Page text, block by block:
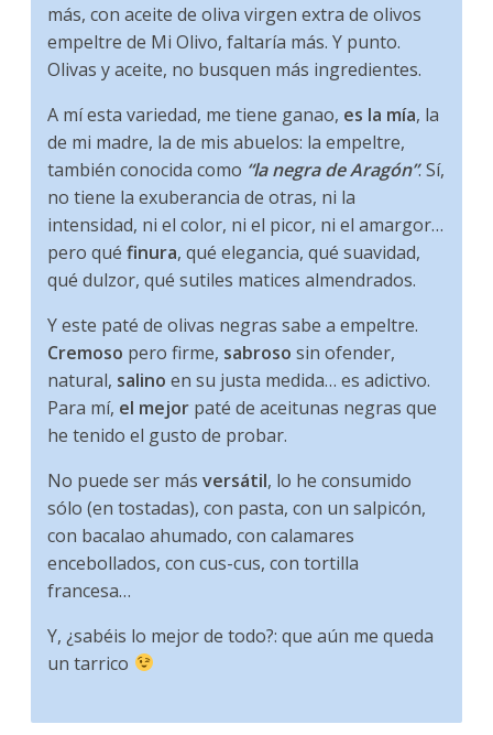
más, con aceite de oliva virgen extra de olivos
empeltre de Mi Olivo, faltaría más. Y punto.
Olivas y aceite, no busquen más ingredientes.
A mí esta variedad, me tiene ganao, es la mía, la
de mi madre, la de mis abuelos: la empeltre,
también conocida como “la negra de Aragón”. Sí,
no tiene la exuberancia de otras, ni la
intensidad, ni el color, ni el picor, ni el amargor…
pero quéfinura, qué elegancia, qué suavidad,
qué dulzor, qué sutiles matices almendrados.
Y este paté de olivas negras sabe a empeltre.
Cremoso pero firme, sabroso sin ofender,
natural, salino en su justa medida… es adictivo.
Para mí, el mejor paté de aceitunas negras que
he tenido el gusto de probar.
No puede ser másversátil, lo he consumido
sólo (en tostadas), con pasta, con un salpicón,
con bacalao ahumado, con calamares
encebollados, con cus-cus, con tortilla
francesa…
Y, ¿sabéis lo mejor de todo?: que aún me queda
un tarrico